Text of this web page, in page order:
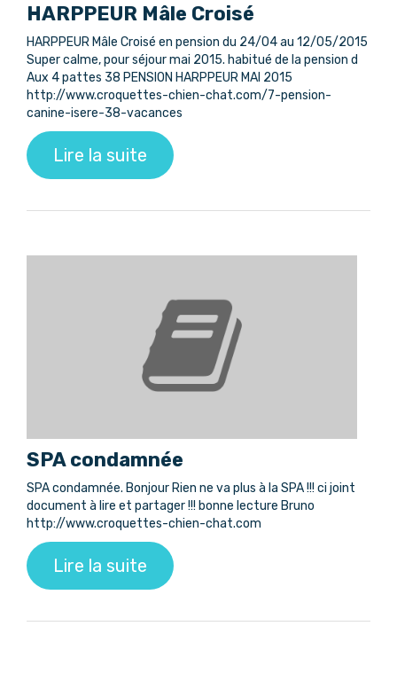
HARPPEUR Mâle Croisé
HARPPEUR Mâle Croisé en pension du 24/04 au 12/05/2015
Super calme, pour séjour mai 2015. habitué de la pension d
Aux 4 pattes 38 PENSION HARPPEUR MAI 2015
http://www.croquettes-chien-chat.com/7-pension-
canine-isere-38-vacances
Lire la suite
SPA condamnée
SPA condamnée. Bonjour Rien ne va plus à la SPA !!! ci joint
document à lire et partager !!! bonne lecture Bruno
http://www.croquettes-chien-chat.com
Lire la suite